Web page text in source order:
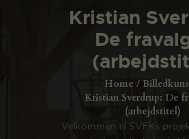
Kristian
De
Home
Kristian Sverdrup: De
(arbejdstitel)
Velkommen til SVFKs
DET SKER
PROJEKTER
CHANNEL
ANSØG
OM SVFK